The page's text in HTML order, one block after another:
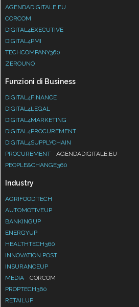
AGENDADIGITALE.EU
CORCOM
DIGITAL4EXECUTIVE
DIGITAL4PMI
TECHCOMPANY360
ZEROUNO
Funzioni di Business
DIGITAL4FINANCE
DIGITAL4LEGAL
DIGITAL4MARKETING
DIGITAL4PROCUREMENT
DIGITAL4SUPPLYCHAIN
PROCUREMENT
AGENDADIGITALE.EU
PEOPLE&CHANGE360
Industry
AGRIFOOD.TECH
AUTOMOTIVEUP
BANKINGUP
ENERGYUP
HEALTHTECH360
INNOVATION POST
INSURANCEUP
MEDIA
CORCOM
PROPTECH360
RETAILUP